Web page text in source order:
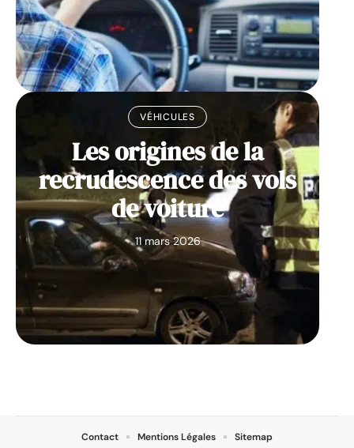
VÉHICULES
Les origines de la
recrudescence des vols
de voiture
11 mars 2026
Contact Mentions Légales Sitemap